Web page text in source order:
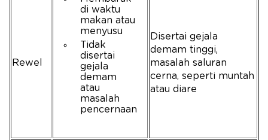
Rewel
di waktu
makan atau
menyusu
Tidak
disertai
gejala
demam
atau
masalah
pencernaan
Disertai gejala
demam tinggi,
masalah saluran
cerna, seperti muntah
atau diare